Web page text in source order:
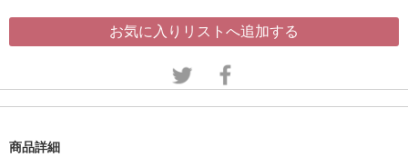
お気に入りリストへ追加する
商品詳細